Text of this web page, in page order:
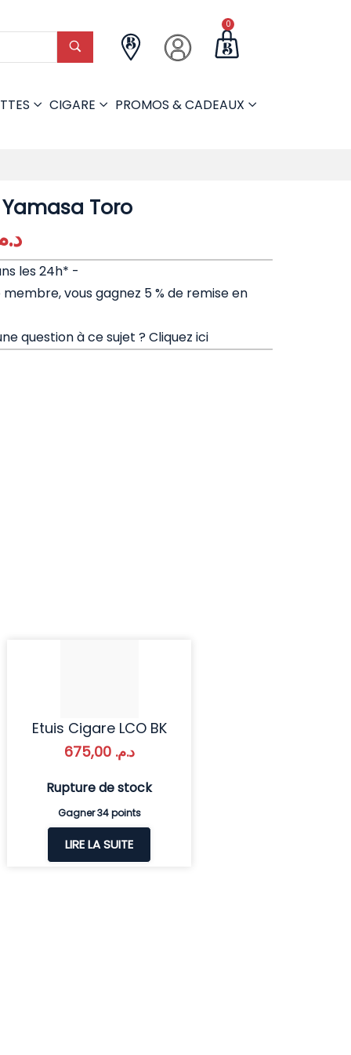
0
CIGARE PROMOS & CADEAUX
Toro
les 24h* -
vous gagnez 5 % de remise en
question à ce sujet ?Cliquez ici
Etuis Cigare LCO BK
د.م. 675,00
Rupture de stock
Gagner 34 points
LIRE LA SUITE